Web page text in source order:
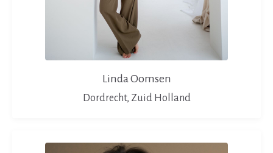
Linda Oomsen
Dordrecht, Zuid Holland